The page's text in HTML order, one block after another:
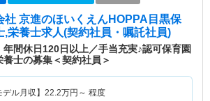
社 京進のほいくえんHOPPA目黒保
,栄養士求人(契約社員・嘱託社員)
年間休日120日以上／手当充実♪認可保育園
士の募集＜契約社員＞
デル月収】 22.2万円～ 程度